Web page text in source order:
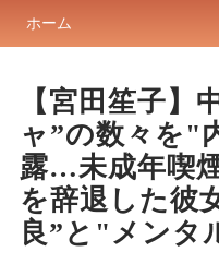
ホーム
【宮田笙子】
ャ”の数々を"
露…未成年喫
を辞退した彼
良”と"メン